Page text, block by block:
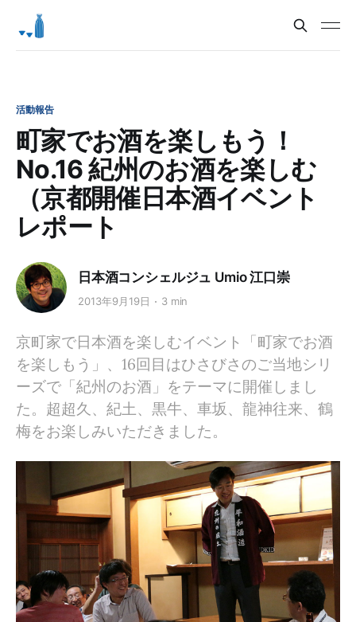
活動報告
町家でお酒を楽しもう！
No.16 紀州のお酒を楽しむ
（京都開催日本酒イベント
レポート
日本酒コンシェルジュ Umio 江口崇
2013年9月19日 3 min
京町家で日本酒を楽しむイベント「町家でお酒
を楽しもう」、16回目はひさびさのご当地シリ
ーズで「紀州のお酒」をテーマに開催しまし
た。超超久、紀土、黒牛、車坂、龍神往来、鶴
梅をお楽しみいただきました。